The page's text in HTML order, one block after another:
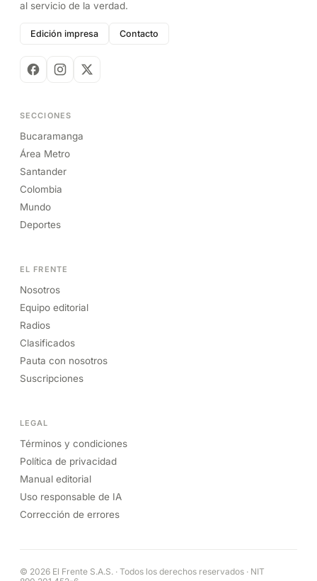
al servicio de la verdad.
Edición impresa Contacto
SECCIONES
Bucaramanga
Área Metro
Santander
Colombia
Mundo
Deportes
EL FRENTE
Nosotros
Equipo editorial
Radios
Clasificados
Pauta con nosotros
Suscripciones
LEGAL
Términos y condiciones
Política de privacidad
Manual editorial
Uso responsable de IA
Corrección de errores
© 2026 El Frente S.A.S. · Todos los derechos reservados · NIT